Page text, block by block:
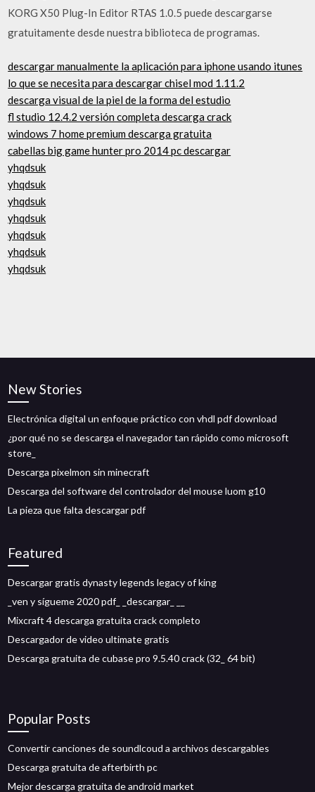
KORG X50 Plug-In Editor RTAS 1.0.5 puede descargarse
gratuitamente desde nuestra biblioteca de programas.
descargar manualmente la aplicación para iphone usando itunes
lo que se necesita para descargar chisel mod 1.11.2
descarga visual de la piel de la forma del estudio
fl studio 12.4.2 versión completa descarga crack
windows 7 home premium descarga gratuita
cabellas big game hunter pro 2014 pc descargar
yhqdsuk
yhqdsuk
yhqdsuk
yhqdsuk
yhqdsuk
yhqdsuk
yhqdsuk
New Stories
Electrónica digital un enfoque práctico con vhdl pdf download
¿por qué no se descarga el navegador tan rápido como microsoft
store_
Descarga pixelmon sin minecraft
Descarga del software del controlador del mouse luom g10
La pieza que falta descargar pdf
Featured
Descargar gratis dynasty legends legacy of king
_ven y sígueme 2020 pdf_ _descargar_ __
Mixcraft 4 descarga gratuita crack completo
Descargador de video ultimate gratis
Descarga gratuita de cubase pro 9.5.40 crack (32_ 64 bit)
Popular Posts
Convertir canciones de soundlcoud a archivos descargables
Descarga gratuita de afterbirth pc
Mejor descarga gratuita de android market